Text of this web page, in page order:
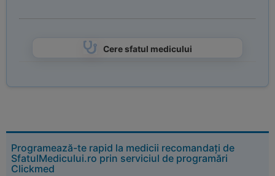
Cere sfatul medicului
Programează-te rapid la medicii recomandați de
SfatulMedicului.ro prin serviciul de programări
Clickmed